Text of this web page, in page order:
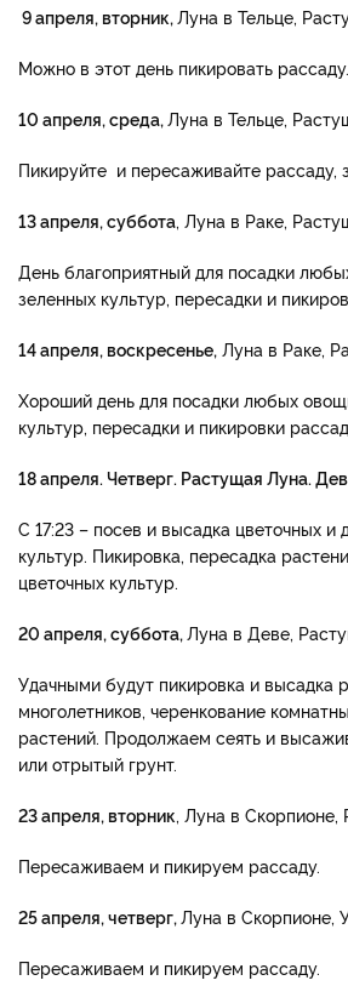
9 апреля, вторник, Луна в Тельце,
Можно в этот день пикировать рассаду.
10 апреля, среда, Луна в Тельце,
Пикируйте и пересаживайте рассаду,
13 апреля, суббота , Луна в Раке,
День благоприятный для посадки
зеленных культур, пересадки и
14 апреля, воскресенье, Луна в Раке,
Хороший день для посадки любых
культур, пересадки и пикировки
18 апреля. Четверг. Растущая Луна.
С 17:23 – посев и высадка цветочных и
культур. Пикировка, пересадка
цветочных культур.
20 апреля, суббота, Луна в Деве,
Удачными будут пикировка и высадка
многолетников, черенкование
растений. Продолжаем сеять и
или отрытый грунт.
23 апреля, вторник , Луна в
Пересаживаем и пикируем рассаду.
25 апреля, четверг, Луна в Скорпионе,
Пересаживаем и пикируем рассаду.